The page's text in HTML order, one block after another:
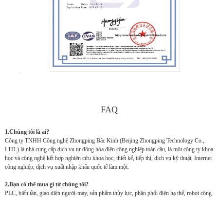
FAQ
1.Chúng tôi là ai?
Công ty TNHH Công nghệ Zhongping Bắc Kinh (Beijing Zhongping Technology Co.,
LTD.) là nhà cung cấp dịch vụ tự động hóa điện công nghiệp toàn cầu, là một công ty khoa
học và công nghệ kết hợp nghiên cứu khoa học, thiết kế, tiếp thị, dịch vụ kỹ thuật, Internet
công nghiệp, dịch vụ xuất nhập khẩu quốc tế làm một.
2.Bạn có thể mua gì từ chúng tôi?
PLC, biến tần, giao diện người-máy, sản phẩm thủy lực, phân phối điện hạ thế, robot công